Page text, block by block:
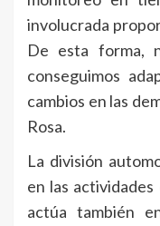
involucrada
De esta forma,
conseguimos
cambios en las
Rosa.
La división
en las
actúa también